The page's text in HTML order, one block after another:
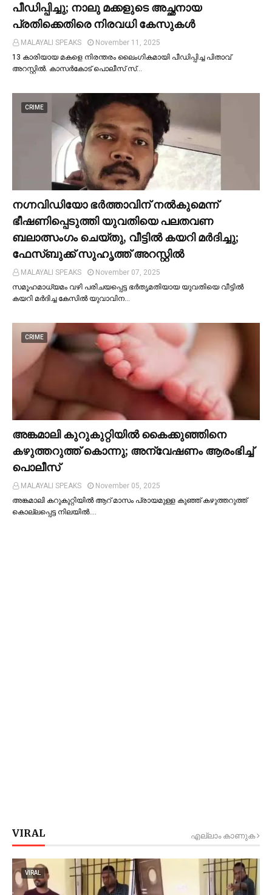
പീഡിപ്പിച്ചു; നാലു മക്കളുടെ അച്ഛനായ
പ്രതിക്കെതിരെ നിരവധി കേസുകള്‍
MALAYALI SPEAKS
November 11, 2025
13 കാരിയായ മകളെ നിരന്തരം ലൈംഗികമായി പീഡിപ്പിച്ച പിതാവ്
അറസ്റ്റില്‍. കാസർകോട് പൊലീസ് സ്…
CRIME
നഗ്നവിഡിയോ ഭര്‍ത്താവിന് നല്‍കുമെന്ന്
ഭീഷണിപ്പെടുത്തി യുവതിയെ പലതവണ
ബലാത്സംഗം ചെയ്തു, വീട്ടില്‍ കയറി മര്‍ദിച്ചു;
ഫേസ്ബുക്ക് സുഹൃത്ത് അറസ്റ്റില്‍
MALAYALI SPEAKS
November 07, 2025
സമൂഹമാധ്യമം വഴി പരിചയപ്പെട്ട ഭർതൃമതിയായ യുവതിയെ വീട്ടില്‍
കയറി മർദിച്ച കേസില്‍ യുവാവിന…
CRIME
അങ്കമാലി കുറുകുറ്റിയില്‍ കൈക്കുഞ്ഞിനെ
കഴുത്തറുത്ത് കൊന്നു; അന്വേഷണം ആരംഭിച്ച്‌
പൊലീസ്
MALAYALI SPEAKS
November 05, 2025
അങ്കമാലി കറുകുറ്റിയില്‍ ആറ് മാസം പ്രായമുള്ള കുഞ്ഞ് കഴുത്തറുത്ത്
കൊല്ലപ്പെട്ട നിലയില്‍.…
VIRAL എല്ലാം കാണുക
VIRAL